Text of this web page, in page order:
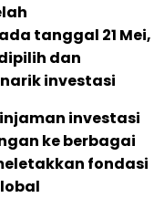
tanggal 21 Mei,
dan
investasi
investasi
ke berbagai
fondasi